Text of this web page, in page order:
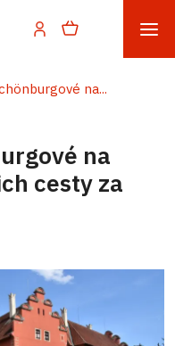
na...
na
cesty za